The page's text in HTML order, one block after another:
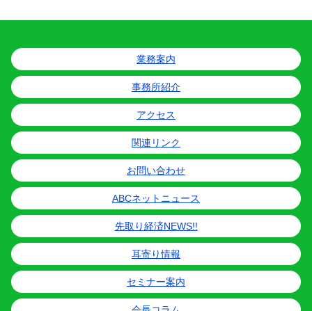
業務案内
事務所紹介
アクセス
関連リンク
お問い合わせ
ABCネットニュース
先取り経済NEWS!!
耳寄り情報
セミナー案内